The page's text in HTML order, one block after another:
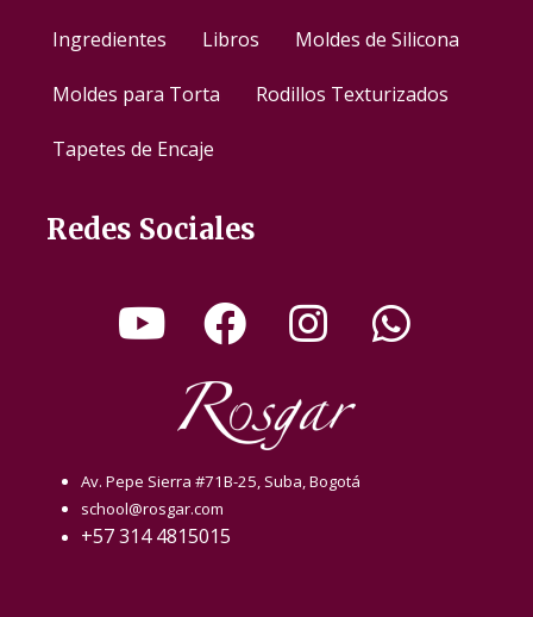
Ingredientes Libros Moldes de Silicona
Moldes para Torta Rodillos Texturizados
Tapetes de Encaje
Redes Sociales
Av. Pepe Sierra #71B-25, Suba, Bogotá
school@rosgar.com
+57 314 4815015